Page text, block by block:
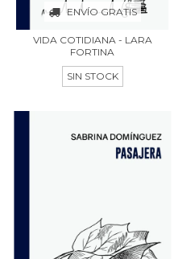
ENVÍO GRATIS
VIDA COTIDIANA - LARA
FORTINA
SIN STOCK